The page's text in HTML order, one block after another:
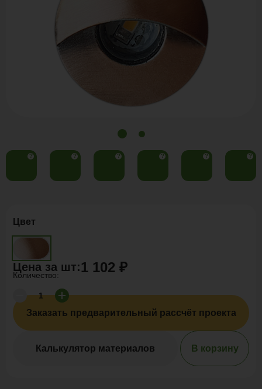
? ? ? ? ? ?
Цвет
Цена за шт:1 102 ₽
Количество:
Заказать предварительный рассчёт проекта
Калькулятор материалов В корзину